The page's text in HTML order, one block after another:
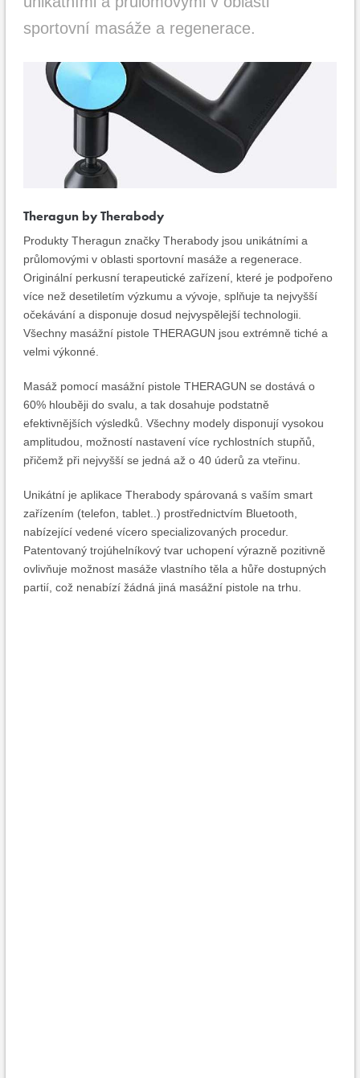
sportovní masáže a regenerace.
Theragun by Therabody
Produkty Theragun značky Therabody jsou unikátními a
průlomovými v oblasti sportovní masáže a regenerace.
Originální perkusní terapeutické zařízení, které je podpořeno
více než desetiletím výzkumu a vývoje, splňuje ta nejvyšší
očekávání a disponuje dosud nejvyspělejší technologii.
Všechny masážní pistole THERAGUN jsou extrémně tiché a
velmi výkonné.
Masáž pomocí masážní pistole THERAGUN se dostává o
60% hlouběji do svalu, a tak dosahuje podstatně
efektivnějších výsledků. Všechny modely disponují vysokou
amplitudou, možností nastavení více rychlostních stupňů,
přičemž při nejvyšší se jedná až o 40 úderů za vteřinu.
Unikátní je aplikace Therabody spárovaná s vaším smart
zařízením (telefon, tablet..) prostřednictvím Bluetooth,
nabízející vedené vícero specializovaných procedur.
Patentovaný trojúhelníkový tvar uchopení výrazně pozitivně
ovlivňuje možnost masáže vlastního těla a hůře dostupných
partií, což nenabízí žádná jiná masážní pistole na trhu.